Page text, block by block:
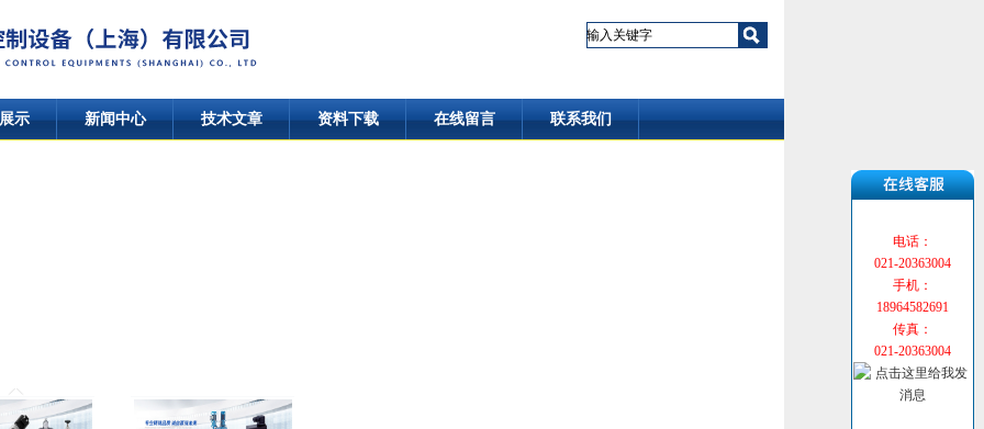
示 新闻中心 技术文章 资料下载 在线留言 联系我们
电话：
021-20363004
手机：
18964582691
传真：
021-20363004